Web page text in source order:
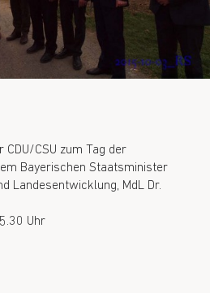
CSU zum Tag der
Bayerischen Staatsminister
Landesentwicklung, MdL Dr.
Uhr